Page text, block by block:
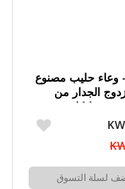
وعاء حليب مصنوع
الجدار من
لسلة التسوق